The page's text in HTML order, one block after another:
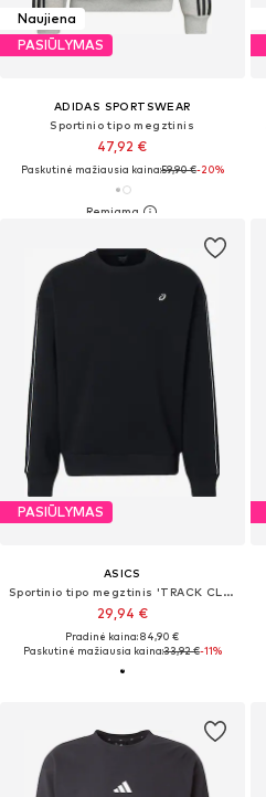
Naujiena
PASIŪLYMAS
ADIDAS SPORTSWEAR
Sportinio tipo megztinis
47,92 €
Paskutinė mažiausia kaina:59,90 €-20%
PASIŪLYMAS
ASICS
Sportinio tipo megztinis 'TRACK CLUB HERITAGE'
29,94 €
Pradinė kaina: 84,90 €
Paskutinė mažiausia kaina:33,92 €-11%